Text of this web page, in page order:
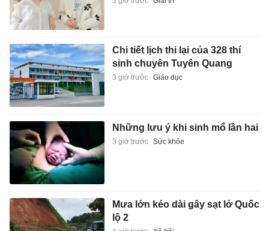
Chi tiết lịch thi lại của 328 thí
sinh chuyên Tuyên Quang
3 giờ trước Giáo dục
Những lưu ý khi sinh mổ lần hai
3 giờ trước Sức khỏe
Mưa lớn kéo dài gây sạt lở Quốc
lộ 2